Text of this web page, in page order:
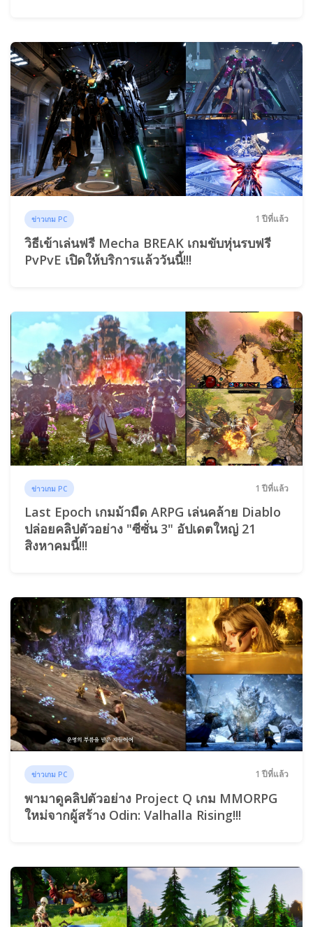
ข่าวเกม PC 1 ปีที่แล้ว
วิธีเข้าเล่นฟรี Mecha BREAK เกมขับหุ่นรบฟรี
PvPvE เปิดให้บริการแล้ววันนี้!!!
ข่าวเกม PC 1 ปีที่แล้ว
Last Epoch เกมม้ามืด ARPG เล่นคล้าย Diablo
ปล่อยคลิปตัวอย่าง "ซีซั่น 3" อัปเดตใหญ่ 21
สิงหาคมนี้!!!
ข่าวเกม PC 1 ปีที่แล้ว
พามาดูคลิปตัวอย่าง Project Q เกม MMORPG
ใหม่จากผู้สร้าง Odin: Valhalla Rising!!!